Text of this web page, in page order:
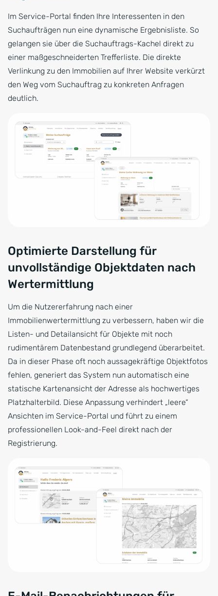
Im Service-Portal finden Ihre Interessenten in den
Suchaufträgen nun eine dynamische Ergebnisliste. So
gelangen sie über die Suchauftrags-Kachel direkt zu
einer maßgeschneiderten Trefferliste. Die direkte
Verlinkung zu den Immobilien auf Ihrer Website verkürzt
den Weg vom Suchauftrag zu konkreten Anfragen
deutlich.
Optimierte Darstellung für
unvollständige Objektdaten nach
Wertermittlung
Um die Nutzererfahrung nach einer
Immobilienwertermittlung zu verbessern, haben wir die
Listen- und Detailansicht für Objekte mit noch
rudimentärem Datenbestand grundlegend überarbeitet.
Da in dieser Phase oft noch aussagekräftige Objektfotos
fehlen, generiert das System nun automatisch eine
statische Kartenansicht der Adresse als hochwertiges
Platzhalterbild. Diese Anpassung verhindert „leere“
Ansichten im Service-Portal und führt zu einem
professionellen Look-and-Feel direkt nach der
Registrierung.